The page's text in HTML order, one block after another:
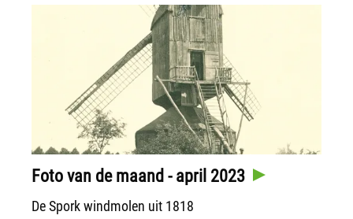
Foto van de maand - april 2023
De Spork windmolen uit 1818